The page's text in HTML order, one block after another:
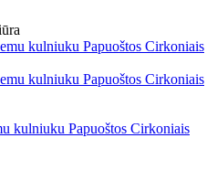
kulniuku Papuoštos Cirkoniais